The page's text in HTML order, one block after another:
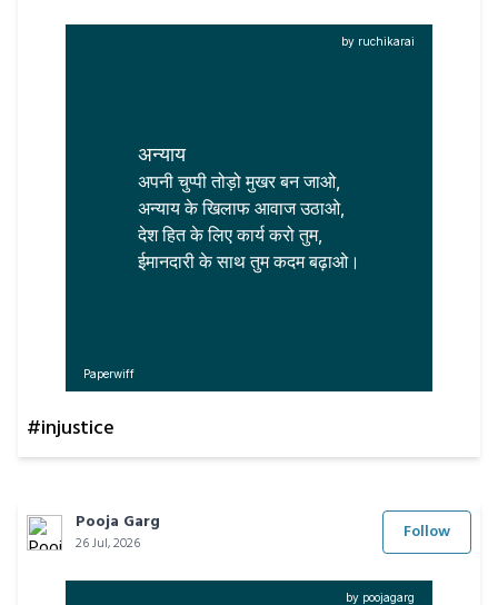
अन्याय
अपनी चुप्पी तोड़ो मुखर बन जाओ,
अन्याय के खिलाफ आवाज उठाओ,
देश हित के लिए कार्य करो तुम,
ईमानदारी के साथ तुम कदम बढ़ाओ।
Paperwiff
by ruchikarai
#injustice
Pooja Garg
26 Jul, 2026 Follow
by poojagarg